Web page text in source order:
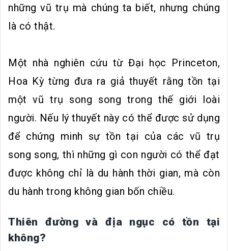
những vũ trụ mà chúng ta biết, nhưng chúng
là có thật.
Một nhà nghiên cứu từ Đại học Princeton,
Hoa Kỳ từng đưa ra giả thuyết rằng tồn tại
một vũ trụ song song trong thế giới loài
người. Nếu lý thuyết này có thể được sử dụng
để chứng minh sự tồn tại của các vũ trụ
song song, thì những gì con người có thể đạt
được không chỉ là du hành thời gian, mà còn
du hành trong không gian bốn chiều.
Thiên đường và địa ngục có tồn tại
không?